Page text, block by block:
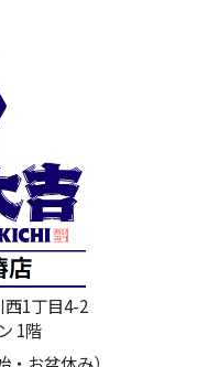
西1丁目4-2
1階